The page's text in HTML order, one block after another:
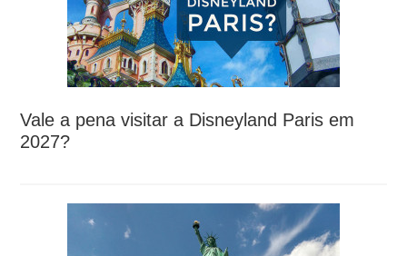
Vale a pena visitar a Disneyland Paris em
2027?